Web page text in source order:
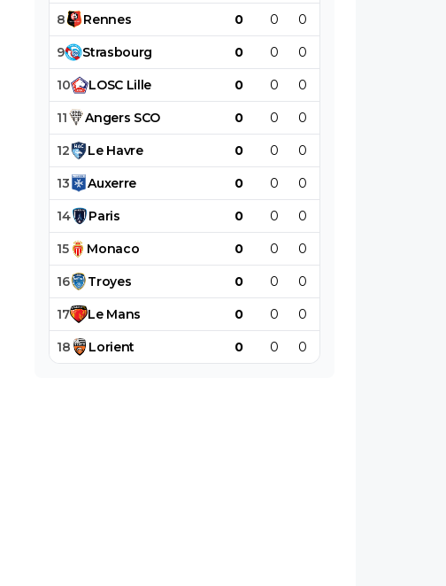
8 Rennes 0 0 0
9 Strasbourg 0 0 0
10 LOSC Lille 0 0 0
11 Angers SCO 0 0 0
12 Le Havre 0 0 0
13 Auxerre 0 0 0
14 Paris 0 0 0
15 Monaco 0 0 0
16 Troyes 0 0 0
17 Le Mans 0 0 0
18 Lorient 0 0 0